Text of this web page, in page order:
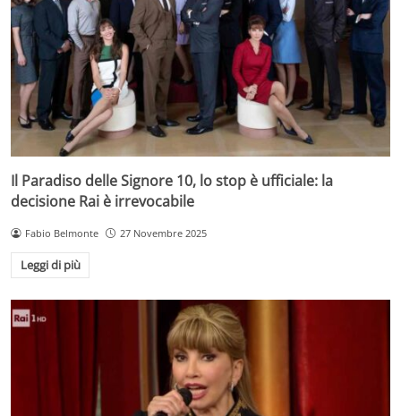
Il Paradiso delle Signore 10, lo stop è ufficiale: la
decisione Rai è irrevocabile
Fabio Belmonte 27 Novembre 2025
Leggi di più